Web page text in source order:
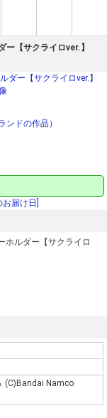
ー【サクライロver.】
ンドの作品）
お届け日]
ホルダー【サクライロ
(C)Bandai Namco